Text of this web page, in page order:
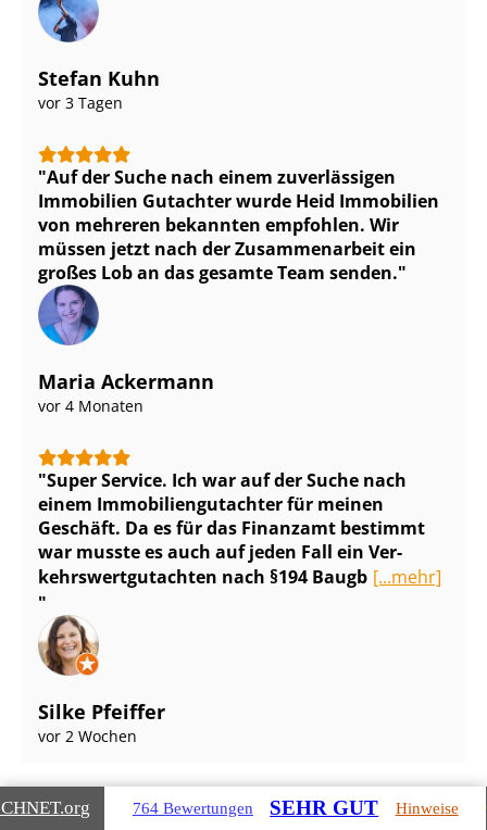
Stefan Kuhn
vor 3 Tagen
Auf der Suche nach einem zuverlässigen
Immobilien Gutachter wurde Heid Immobilien
von mehreren bekannten empfohlen. Wir
müssen jetzt nach der Zusammenarbeit ein
großes Lob an das gesamte Team senden.
Maria Ackermann
vor 4 Monaten
Super Service. Ich war auf der Suche nach
einem Im­mo­bi­li­en­gut­ach­ter für meinen
Geschäft. Da es für das Finanzamt bestimmt
war musste es auch auf jeden Fall ein Ver­
kehrs­wert­gut­ach­ten nach §194 Baugb [...mehr]
Silke Pfeiffer
vor 2 Wochen
.org 764 Bewertungen SEHR GUT Hinweise